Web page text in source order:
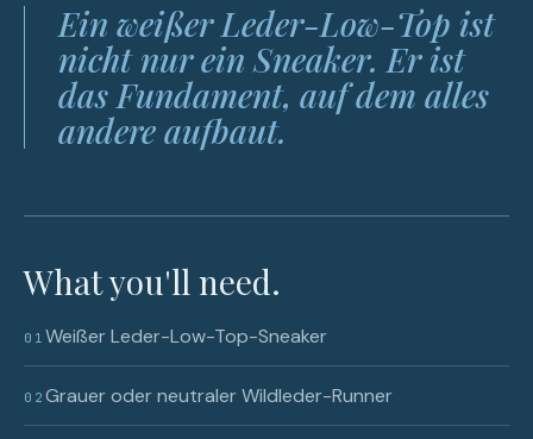
Ein weißer Leder-Low-Top ist
nicht nur ein Sneaker. Er ist
das Fundament, auf dem alles
andere aufbaut.
What you'll need.
01 Weißer Leder-Low-Top-Sneaker
02 Grauer oder neutraler Wildleder-Runner